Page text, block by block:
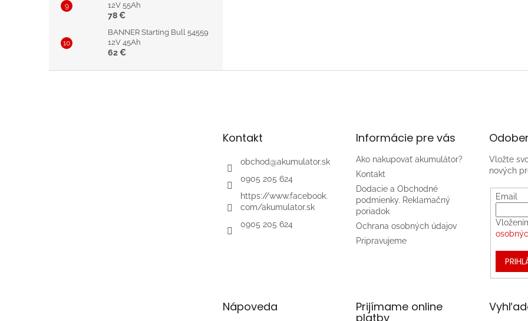
12V 55Ah
78 €
BANNER Starting Bull 54559
12V 45Ah
62 €
Kontakt
obchod@akumulator.sk
0905 205 624
https://www.facebook.
com/akumulator.sk
0905 205 624
Informácie pre vás
Ako nakupovať akumulátor?
Kontakt
Dodacie a Obchodné
podmienky. Reklamačný
poriadok
Ochrana osobných údajov
Pripravujeme
Vložte
nových
Email
Nápoveda Prijímame online
platby